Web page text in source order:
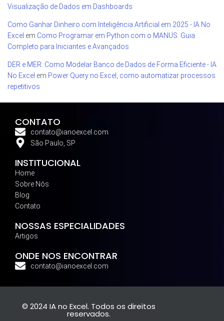
Visualização de Dados em Dashboards
Como Ganhar Dinheiro com Inteligência Artificial em 2025 - IA No
Excel em Como Programar em Python com o MANUS: Guia
Completo para Iniciantes e Avançados
DER e MER: Como Modelar Banco de Dados de Forma Eficiente - IA
No Excel em Power Query no Excel, como automatizar processos
repetitivos
CONTATO
contato@ianoexcel.com
São Paulo, SP
INSTITUCIONAL
Home
Sobre Nós
Blog
Contato
NOSSAS ESPECIALIDADES
Artigos
ONDE NOS ENCONTRAR
contato@ianoexcel.com
© 2024 IA no Excel. Todos os direitos
reservados.